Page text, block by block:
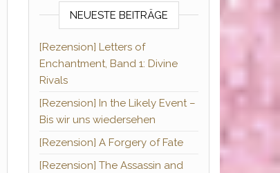
NEUESTE BEITRÄGE
[Rezension] Letters of
Enchantment, Band 1: Divine
Rivals
[Rezension] In the Likely Event –
Bis wir uns wiedersehen
[Rezension] A Forgery of Fate
[Rezension] The Assassin and